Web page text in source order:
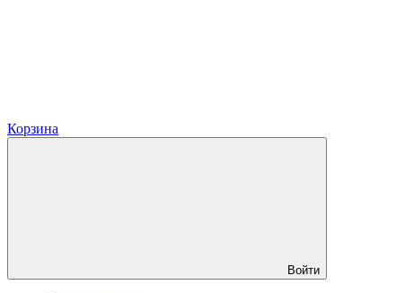
Корзина
Войти